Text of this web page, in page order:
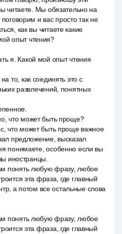
читаете. Мы обязательно на
и вас просто так не
как вы читаете какие
опыт чтения?
я. Какой мой опыт чтения
то, как соединять это с
развлечений, понятных
что может быть проще?
что может быть проще важное
предложение, высказал
понимаете, особенно если вы
иностранцы.
понять любую фразу, любое
эта фраза, где главный
а потом все остальные слова
понять любую фразу, любое
эта фраза, где главный